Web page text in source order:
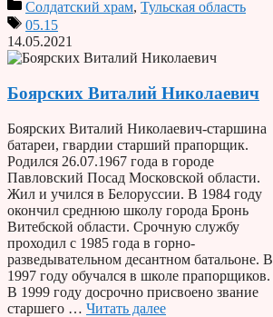
Солдатский храм, Тульская область
05.15
14.05.2021
Боярских Виталий Николаевич
Боярских Виталий Николаевич-старшина
батареи, гвардии старший прапорщик.
Родился 26.07.1967 года в городе
Павловский Посад Московской области.
Жил и учился в Белоруссии. В 1984 году
окончил среднюю школу города Бронь
Витебской области. Срочную службу
проходил с 1985 года в горно-
разведывательном десантном батальоне. В
1997 году обучался в школе прапорщиков.
В 1999 году досрочно присвоено звание
старшего … Читать далее